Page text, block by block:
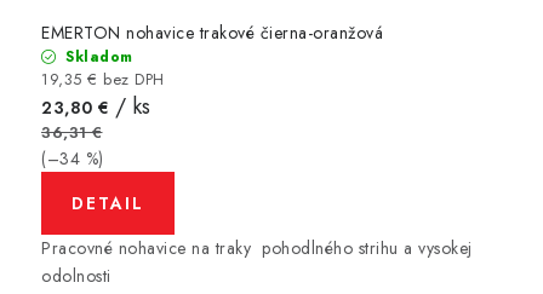
EMERTON nohavice trakové čierna-oranžová
Skladom
19,35 € bez DPH
23,80 € / ks
36,31 €
(–34 %)
DETAIL
Pracovné nohavice na traky pohodlného strihu a vysokej
odolnosti